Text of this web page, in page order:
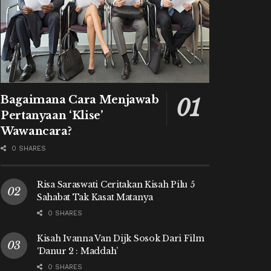
Bagaimana Cara Menjawab
Pertanyaan ‘Klise’
Wawancara?
0 SHARES
Risa Saraswati Ceritakan Kisah Pilu 5
Sahabat Tak Kasat Matanya
0 SHARES
Kisah Ivanna Van Dijk Sosok Dari Film
‘Danur 2 : Maddah’
0 SHARES